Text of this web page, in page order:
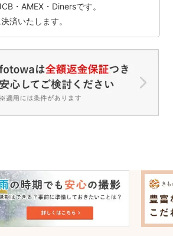
・AMEX・Dinersです。
済いたします。